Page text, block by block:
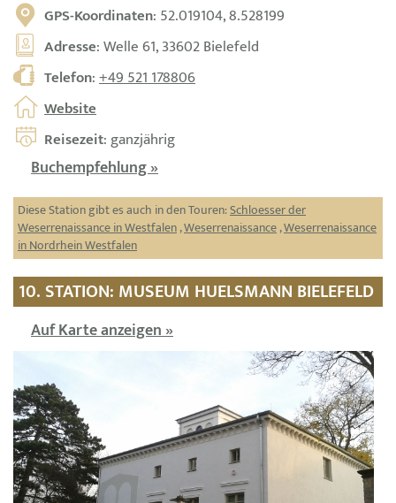
GPS-Koordinaten: 52.019104, 8.528199
Adresse: Welle 61, 33602 Bielefeld
Telefon:+49 521 178806
Website
Reisezeit: ganzjährig
Buchempfehlung »
Diese Station gibt es auch in den Touren:Schloesser der
Weserrenaissance in Westfalen,Weserrenaissance,Weserrenaissance
in Nordrhein Westfalen
10. STATION: MUSEUM HUELSMANN BIELEFELD
Auf Karte anzeigen »